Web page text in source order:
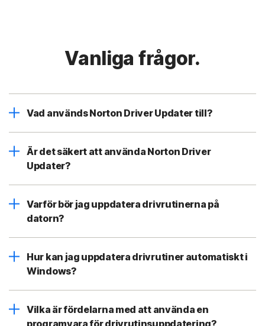
Vanliga frågor.
Vad används Norton Driver Updater till?
Är det säkert att använda Norton Driver
Updater?
Varför bör jag uppdatera drivrutinerna på
datorn?
Hur kan jag uppdatera drivrutiner automatiskt i
Windows?
Vilka är fördelarna med att använda en
programvara för drivrutinsuppdatering?